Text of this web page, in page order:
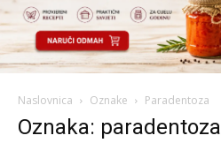
Naslovnica Oznake Paradentoza
Oznaka: paradentoza